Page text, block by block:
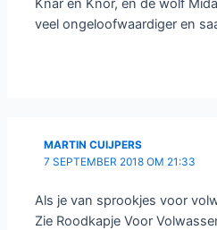
Knar en Knor, en de wolf
veel ongeloofwaardiger en
MARTIN CUIJPERS
7 SEPTEMBER 2018 OM 21:33
Als je van sprookjes voor
Zie Roodkapje Voor